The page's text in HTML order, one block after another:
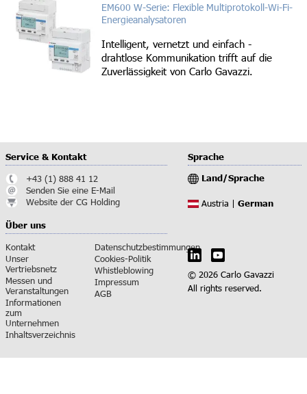
EM600 W-Serie: Flexible Multiprotokoll-Wi-Fi-
Energieanalysatoren
Intelligent, vernetzt und einfach -
drahtlose Kommunikation trifft auf die
Zuverlässigkeit von Carlo Gavazzi.
Service & Kontakt
+43 (1) 888 41 12
Senden Sie eine E-Mail
Website der CG Holding
Über uns
Kontakt
Unser
Vertriebsnetz
Messen und
Veranstaltungen
Informationen
zum
Unternehmen
Inhaltsverzeichnis
Datenschutzbestimmungen
Cookies-Politik
Whistleblowing
Impressum
AGB
Sprache
Land/Sprache
Austria | German
© 2026 Carlo Gavazzi
All rights reserved.